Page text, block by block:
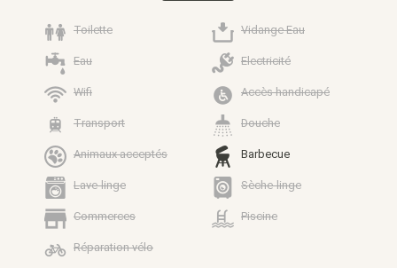
Toilette Vidange Eau
Eau Electricité
Wifi Accès handicapé
Transport Douche
Animaux acceptés Barbecue
Lave-linge Sèche-linge
Commerces Piscine
Réparation vélo